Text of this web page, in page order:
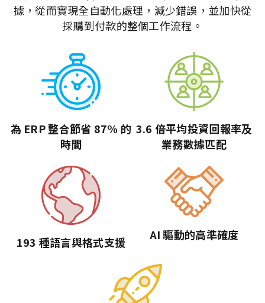
據，從而實現全自動化處理，減少錯誤，並加快從
採購到付款的整個工作流程。
為 ERP 整合節省 87% 的
時間
3.6 倍平均投資回報率及
業務數據匹配
193 種語言與格式支援 AI 驅動的高準確度